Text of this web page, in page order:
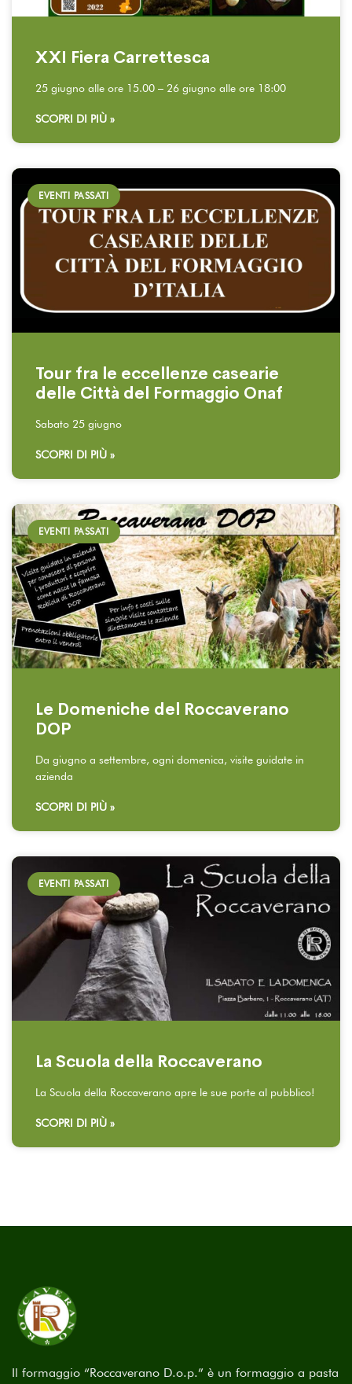
XXI Fiera Carrettesca
25 giugno alle ore 15.00 – 26 giugno alle ore 18:00
SCOPRI DI PIÙ »
EVENTI PASSATI
Tour fra le eccellenze casearie
delle Città del Formaggio Onaf
Sabato 25 giugno
SCOPRI DI PIÙ »
EVENTI PASSATI
Le Domeniche del Roccaverano
DOP
Da giugno a settembre, ogni domenica, visite guidate in
azienda
SCOPRI DI PIÙ »
EVENTI PASSATI
La Scuola della Roccaverano
La Scuola della Roccaverano apre le sue porte al pubblico!
SCOPRI DI PIÙ »
Il formaggio “Roccaverano D.o.p.” è un formaggio a pasta